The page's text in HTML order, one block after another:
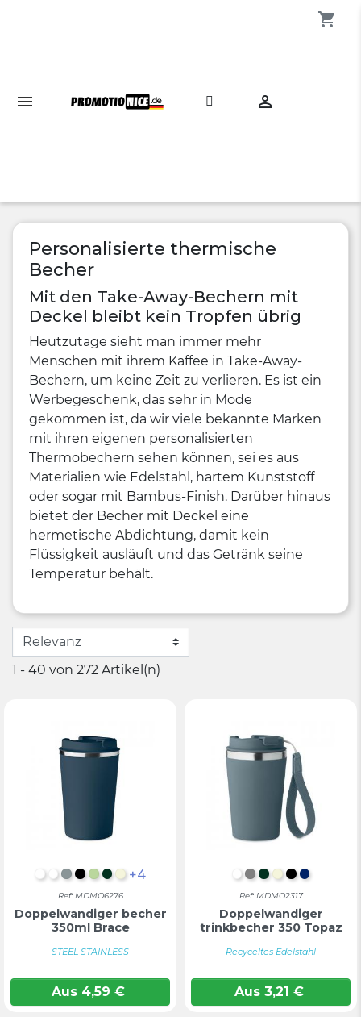

shopping_cart
Personalisierte thermische
Becher
Mit den Take-Away-Bechern mit
Deckel bleibt kein Tropfen übrig
Heutzutage sieht man immer mehr
Menschen mit ihrem Kaffee in Take-Away-
Bechern, um keine Zeit zu verlieren. Es ist ein
Werbegeschenk, das sehr in Mode
gekommen ist, da wir viele bekannte Marken
mit ihren eigenen personalisierten
Thermobechern sehen können, sei es aus
Materialien wie Edelstahl, hartem Kunststoff
oder sogar mit Bambus-Finish. Darüber hinaus
bietet der Becher mit Deckel eine
hermetische Abdichtung, damit kein
Flüssigkeit ausläuft und das Getränk seine
Temperatur behält.
1 - 40 von 272 Artikel(n)
WEIß
Weiß
Mattes Silber
Schwarz
MINTGRÜN
DUNKELGRÜN
BEIGE
+4
Ref: MDMO6276
Doppelwandiger becher
350ml Brace
STEEL STAINLESS
Aus 4,59 €
WEIß
GRAU
DUNKELGRÜN
BEIGE
SCHWARZ
Ref: MDMO2317
Doppelwandiger
trinkbecher 350 Topaz
Recyceltes Edelstahl
Aus3,21 €